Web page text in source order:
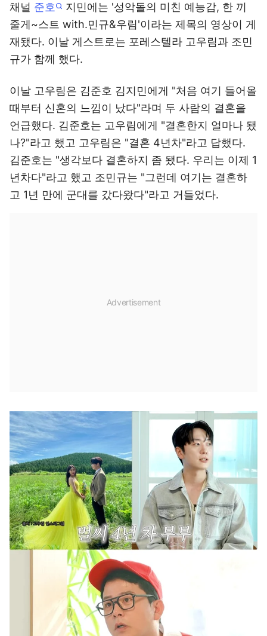
채널 준호
지민에는 '성악돌의 미친 예능감, 한 끼
줄게~스트 with.민규&우림'이라는 제목의 영상이 게
재됐다. 이날 게스트로는 포레스텔라 고우림과 조민
규가 함께 했다.
이날 고우림은 김준호 김지민에게 "처음 여기 들어올
때부터 신혼의 느낌이 났다"라며 두 사람의 결혼을
언급했다. 김준호는 고우림에게 "결혼한지 얼마나 됐
나?"라고 했고 고우림은 "결혼 4년차"라고 답했다.
김준호는 "생각보다 결혼하지 좀 됐다. 우리는 이제 1
년차다"라고 했고 조민규는 "그런데 여기는 결혼하
고 1년 만에 군대를 갔다왔다"라고 거들었다.